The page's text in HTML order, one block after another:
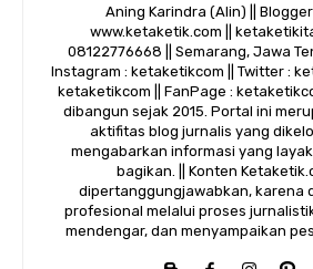
Aning Karindra (Alin) || Blogger
www.ketaketik.com ||
08122776668 || Semarang, Jawa
Instagram : ketaketikcom || Twitter :
ketaketikcom || FanPage :
dibangun sejak 2015. Portal ini
aktifitas blog jurnalis yang
mengabarkan informasi yang
bagikan. || Konten
dipertanggungjawabkan, karena
profesional melalui proses
mendengar, dan menyampaikan